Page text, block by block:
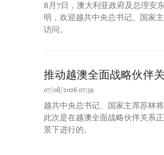
8月7日，澳大利亚政府及总理安
明，欢迎越共中央总书记、国家
访问。
推动越澳全面战略伙伴
07/08/2026 07:59
越共中央总书记、国家主席苏林
此次是在越澳全面战略伙伴关系
景下进行的。